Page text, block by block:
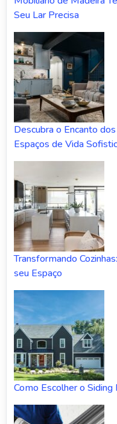
Seu Lar Precisa
Descubra o Encanto
Espaços de Vida
Transformando
seu Espaço
Como Escolher o